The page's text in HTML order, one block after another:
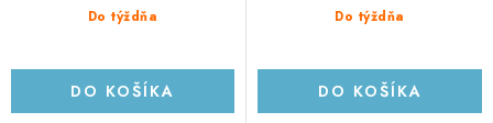
Do týždňa
DO KOŠÍKA
Do týždňa
DO KOŠÍKA